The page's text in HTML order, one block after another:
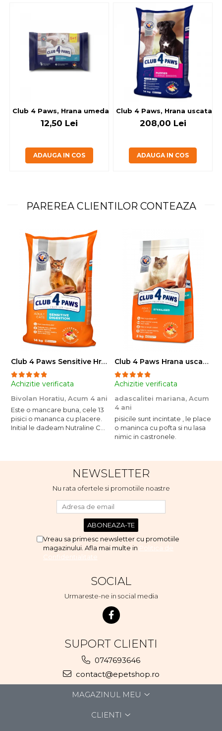
Club 4 Paws, Hrana umeda caini - cu miel, set 5+1, 6x80 g
12,50 Lei
ADAUGA IN COS
Club 4 Paws, Hrana uscata
208,00 Lei
ADAUGA IN COS
PAREREA CLIENTILOR CONTEAZA
Club 4 Paws Sensitive Hrana uscata pisici adulte, 14kg
Achizitie verificata
Bivolan Horatiu, Acum 4 ani
Este o mancare buna, cele 13
pisici o mananca cu placere.
Initial le dadeam Nutraline Cat
evita, nu o mananca cu
placere. Eu sunt multumit si
Club 4 Paws Hrana uscata pisici sterilizate, 2kg
Achizitie verificata
adascalitei mariana, Acum
4 ani
pisicile sunt incintate , le place
o maninca cu pofta si nu lasa
nimic in castronele.
NEWSLETTER
Nu rata ofertele si promotiile noastre
Vreau sa primesc newsletter cu promotiile
magazinului. Afla mai multe in Politica de
Confidentialitate
SOCIAL
Urmareste-ne in social media
SUPORT CLIENTI
0747693646
contact@epetshop.ro
MAGAZINUL MEU
CLIENTI